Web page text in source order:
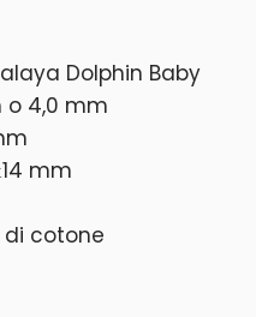
Dolphin Baby
o 4,0 mm
mm
di cotone